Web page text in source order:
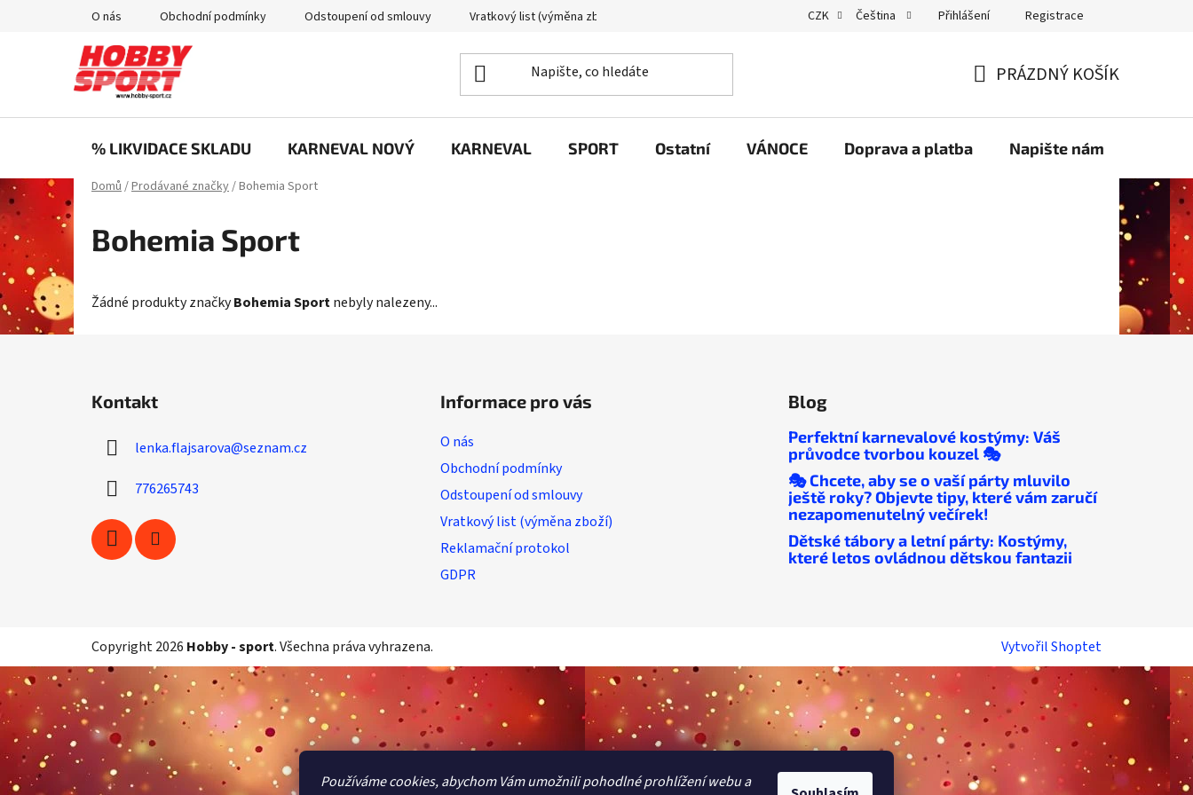
Používáme cookies, abychom Vám umožnili pohodlné prohlížení webu a
O nás Obchodní podmínky Odstoupení od smlouvy Vratkový list (výměna zboží) GDPR
CZK Čeština Přihlášení Registrace
KOŠÍK
PRÁZDNÝ KOŠÍK
% LIKVIDACE SKLADU KARNEVAL NOVÝ KARNEVAL SPORT Ostatní VÁNOCE Doprava a platba Napište nám
Domů/Prodávané značky/Bohemia Sport
Bohemia Sport
Žádné produkty značkyBohemia Sportnebyly nalezeny...
Kontakt
lenka.flajsarova@seznam.cz
776265743
Informace pro vás
O nás
Obchodní podmínky
Odstoupení od smlouvy
Vratkový list (výměna zboží)
Reklamační protokol
GDPR
Blog
Perfektní karnevalové kostýmy: Váš
průvodce tvorbou kouzel 🎭
🎭 Chcete, aby se o vaší párty mluvilo
ještě roky? Objevte tipy, které vám zaručí
nezapomenutelný večírek!
Dětské tábory a letní párty: Kostýmy,
které letos ovládnou dětskou fantazii
Vytvořil Shoptet
Copyright 2026 Hobby - sport. Všechna práva vyhrazena.